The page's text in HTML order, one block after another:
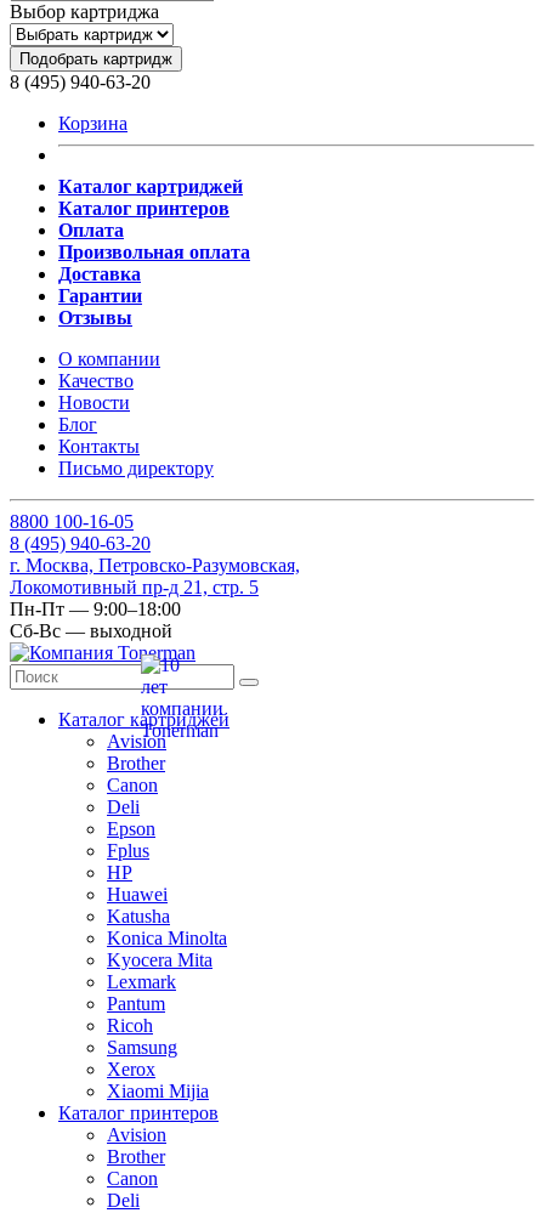
Выбор картриджа
Подобрать картридж
8 (495) 940-63-20
Корзина
Каталог картриджей
Каталог принтеров
Оплата
Произвольная оплата
Доставка
Гарантии
Отзывы
О компании
Качество
Новости
Блог
Контакты
Письмо директору
8800 100-16-05
8 (495) 940-63-20
г. Москва, Петровско-Разумовская,
Локомотивный пр-д 21, стр. 5
Пн-Пт — 9:00–18:00
Сб-Вс — выходной
Каталог картриджей
Avision
Brother
Canon
Deli
Epson
Fplus
HP
Huawei
Katusha
Konica Minolta
Kyocera Mita
Lexmark
Pantum
Ricoh
Samsung
Xerox
Xiaomi Mijia
Каталог принтеров
Avision
Brother
Canon
Deli